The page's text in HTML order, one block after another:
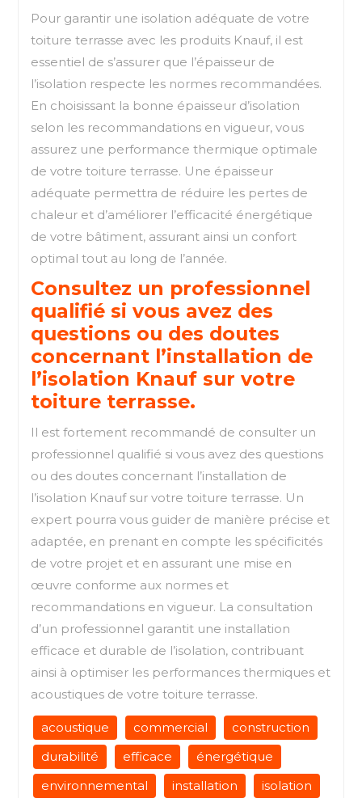
Pour garantir une isolation adéquate de votre
toiture terrasse avec les produits Knauf, il est
essentiel de s’assurer que l’épaisseur de
l’isolation respecte les normes recommandées.
En choisissant la bonne épaisseur d’isolation
selon les recommandations en vigueur, vous
assurez une performance thermique optimale
de votre toiture terrasse. Une épaisseur
adéquate permettra de réduire les pertes de
chaleur et d’améliorer l’efficacité énergétique
de votre bâtiment, assurant ainsi un confort
optimal tout au long de l’année.
Consultez un professionnel
qualifié si vous avez des
questions ou des doutes
concernant l’installation de
l’isolation Knauf sur votre
toiture terrasse.
Il est fortement recommandé de consulter un
professionnel qualifié si vous avez des questions
ou des doutes concernant l’installation de
l’isolation Knauf sur votre toiture terrasse. Un
expert pourra vous guider de manière précise et
adaptée, en prenant en compte les spécificités
de votre projet et en assurant une mise en
œuvre conforme aux normes et
recommandations en vigueur. La consultation
d’un professionnel garantit une installation
efficace et durable de l’isolation, contribuant
ainsi à optimiser les performances thermiques et
acoustiques de votre toiture terrasse.
acoustique commercial
construction
durabilité
efficace
énergétique
environnemental
installation
isolation